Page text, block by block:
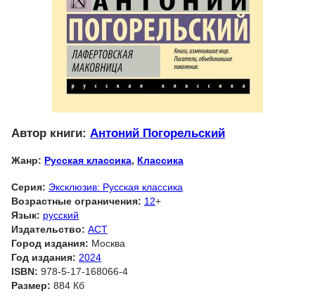
Автор книги: Антоний Погорельский
Жанр: Русская классика, Классика
Серия: Эксклюзив: Русская классика
Возрастные ограничения: 12+
Язык: русский
Издательство: АСТ
Город издания: Москва
Год издания: 2024
ISBN: 978-5-17-168066-4
Размер: 884 Кб